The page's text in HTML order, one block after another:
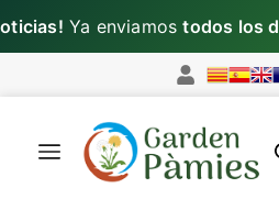
Ya enviamostodos los días